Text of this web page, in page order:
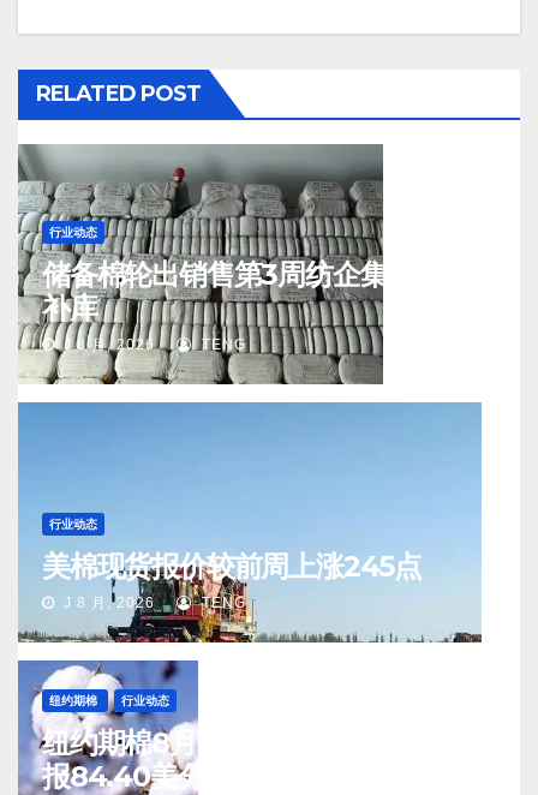
RELATED POST
行业动态
储备棉轮出销售第3周纺企集中入场
补库
J 8 月, 2026 TENG
行业动态
美棉现货报价较前周上涨245点
J 8 月, 2026 TENG
纽约期棉 行业动态
纽约期棉8月7日(周五)收涨12月合约
报84.40美分/磅